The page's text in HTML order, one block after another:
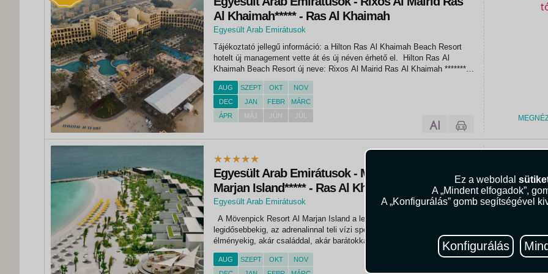
Ez a weboldal
A „Mindent elfogadok”,
A „Konfigurálás” gomb segítségével
Konfigurálás
Al Khaimah***** - Ras Al Khaimah
Egyesült Arab Emirátusok
Tájékoztató jellegű információ: a Hilton Ras Al Khaimah Beach Resort
hotelt új management vette át és új néven érhető el. Hilton Ras Al
Khaimah Beach Resort új neve: Rixos Al Mairid Ras Al Khaimah *********
Felújítási és átépítési munkálatok: családi medence felújítása
befejeződött, az olasz...
AUG SZEPT OKT
NOV
DEC
JAN FEBR
MÁRC
ÁPR
MÁJ JÚN JÚL
Egyesült Arab Emirátusok - Movenpick Resort Al
Marjan Island***** - Ras Al Khaimah
Egyesült Arab Emirátusok
A Mövenpick Resort Al Marjan Island a legfiatalabbaktól a
legidősebbekig, az adrenalinnal teli vízi sportoktól a felejthetetlen éttermi
élményekig, akár családdal, akár barátokkal vagy egy különleges
személlyel utazik, tökéletes választás lehet. Ez a luxus szálloda a
látványos Al...
AUG SZEPT OKT
NOV